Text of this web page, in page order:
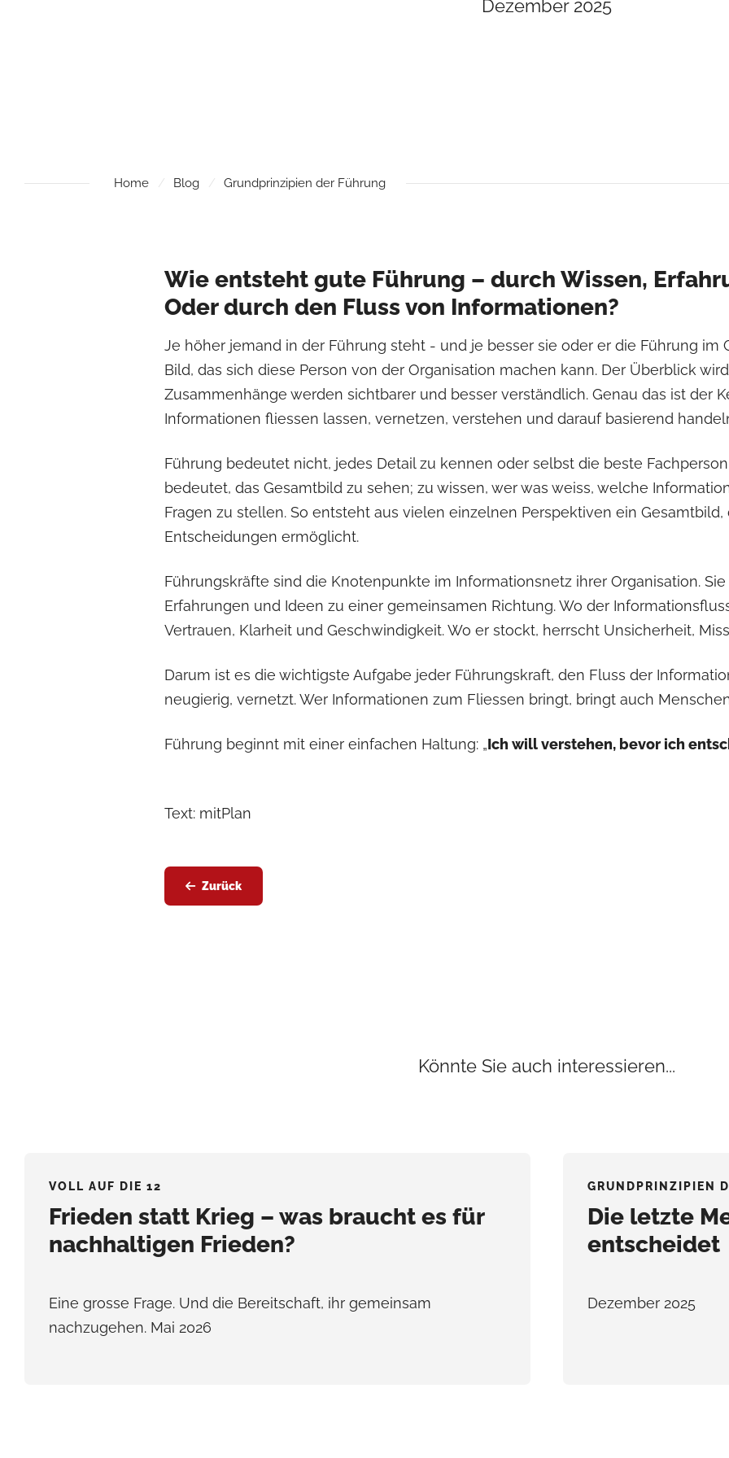
Home Blog Grundprinzipien der Führung
Dezember 2025
Wie entsteht gute Führung – durch Wissen,
Oder durch den Fluss von Informationen?
Je höher jemand in der Führung steht - und je besser sie oder er die Führung im
Bild, das sich diese Person von der Organisation machen kann. Der Überblick
Zusammenhänge werden sichtbarer und besser verständlich. Genau das ist der
Informationen fliessen lassen, vernetzen, verstehen und darauf basierend
Führung bedeutet nicht, jedes Detail zu kennen oder selbst die beste
bedeutet, das Gesamtbild zu sehen; zu wissen, wer was weiss, welche
Fragen zu stellen. So entsteht aus vielen einzelnen Perspektiven ein
Entscheidungen ermöglicht.
Führungskräfte sind die Knotenpunkte im Informationsnetz ihrer Organisation.
Erfahrungen und Ideen zu einer gemeinsamen Richtung. Wo der
Vertrauen, Klarheit und Geschwindigkeit. Wo er stockt, herrscht Unsicherheit,
Darum ist es die wichtigste Aufgabe jeder Führungskraft, den Fluss der
neugierig, vernetzt. Wer Informationen zum Fliessen bringt, bringt auch
Führung beginnt mit einer einfachen Haltung: „Ich will verstehen, bevor ich
Text: mitPlan
Zurück
Könnte Sie auch interessieren...
VOLL AUF DIE 12
Frieden statt Krieg – was braucht es für
nachhaltigen Frieden?
Eine grosse Frage. Und die Bereitschaft, ihr gemeinsam
nachzugehen. Mai 2026
GRUNDPRINZIPIEN
Die letzte
entscheidet
Dezember 2025